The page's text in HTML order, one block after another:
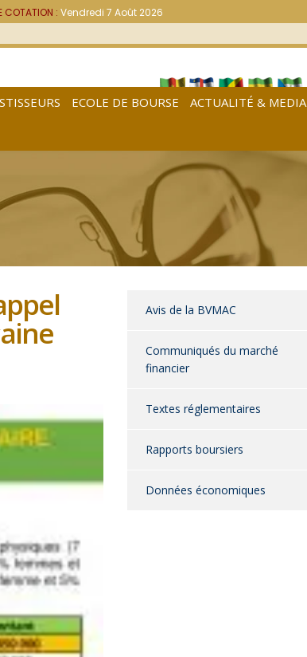
COTATION :Vendredi 7 Août 2026
ECOLE DE BOURSE
ACTUALITÉ & MEDIA
Avis de la BVMAC
Communiqués du marché
financier
Textes réglementaires
Rapports boursiers
Données économiques